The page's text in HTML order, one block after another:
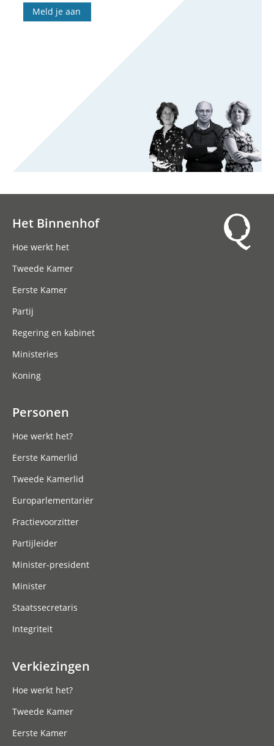
Meld je aan
Het Binnenhof
Hoe werkt het
Tweede Kamer
Eerste Kamer
Partij
Regering en kabinet
Ministeries
Koning
Personen
Hoe werkt het?
Eerste Kamerlid
Tweede Kamerlid
Europarlementariër
Fractievoorzitter
Partijleider
Minister-president
Minister
Staatssecretaris
Integriteit
Verkiezingen
Hoe werkt het?
Tweede Kamer
Eerste Kamer